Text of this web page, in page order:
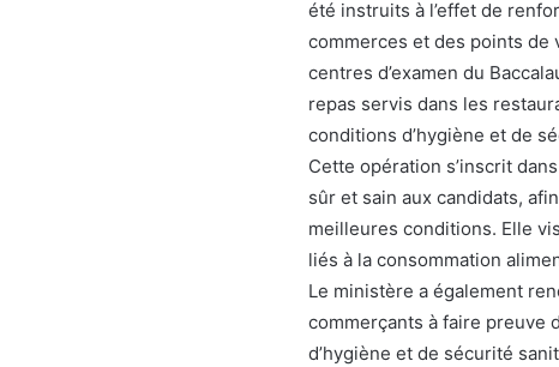
été instruits à l’effet de
commerces et des points de
centres d’examen du
repas servis dans les
conditions d’hygiène et de
Cette opération s’inscrit
sûr et sain aux candidats,
meilleures conditions. Elle
liés à la consommation
Le ministère a également
commerçants à faire preuve
d’hygiène et de sécurité